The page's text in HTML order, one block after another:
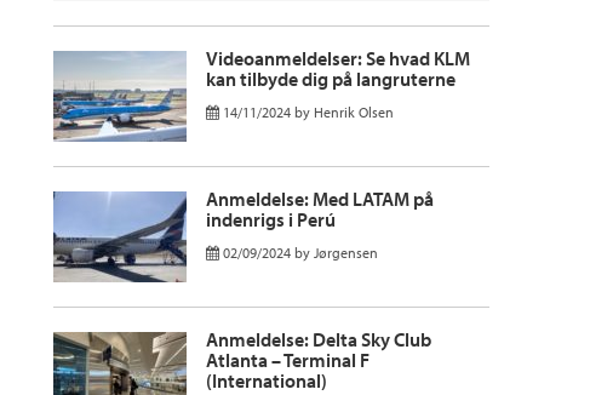
Videoanmeldelser: Se hvad KLM
kan tilbyde dig på langruterne
14/11/2024 by Henrik Olsen
Anmeldelse: Med LATAM på
indenrigs i Perú
02/09/2024 by Jørgensen
Anmeldelse: Delta Sky Club
Atlanta – Terminal F
(International)